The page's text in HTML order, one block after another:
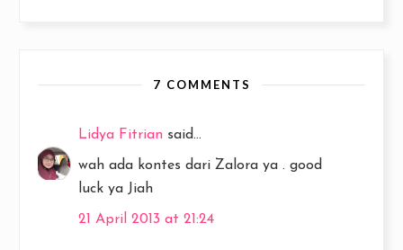
7 COMMENTS
Lidya Fitrian said...
wah ada kontes dari Zalora ya . good
luck ya Jiah
21 April 2013 at 21:24